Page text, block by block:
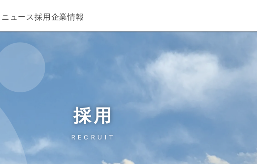
ニュース採用企業情報
採用
RECRUIT